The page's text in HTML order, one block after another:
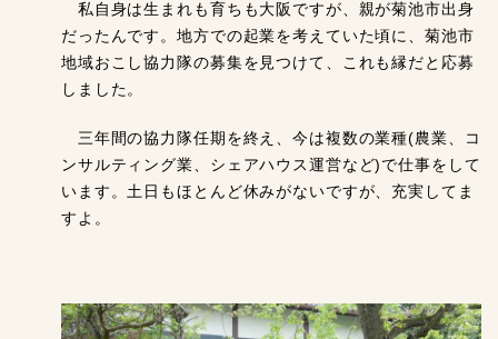
私自身は生まれも育ちも大阪ですが、親が菊池市出身
だったんです。地方での起業を考えていた頃に、菊池市
地域おこし協力隊の募集を見つけて、これも縁だと応募
しました。
三年間の協力隊任期を終え、今は複数の業種(農業、コ
ンサルティング業、シェアハウス運営など)で仕事をして
います。土日もほとんど休みがないですが、充実してま
すよ。